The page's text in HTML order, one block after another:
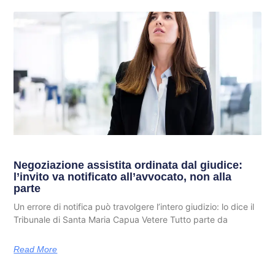
Negoziazione assistita ordinata dal giudice:
l’invito va notificato all’avvocato, non alla
parte
Un errore di notifica può travolgere l’intero giudizio: lo dice il
Tribunale di Santa Maria Capua Vetere Tutto parte da
Read More